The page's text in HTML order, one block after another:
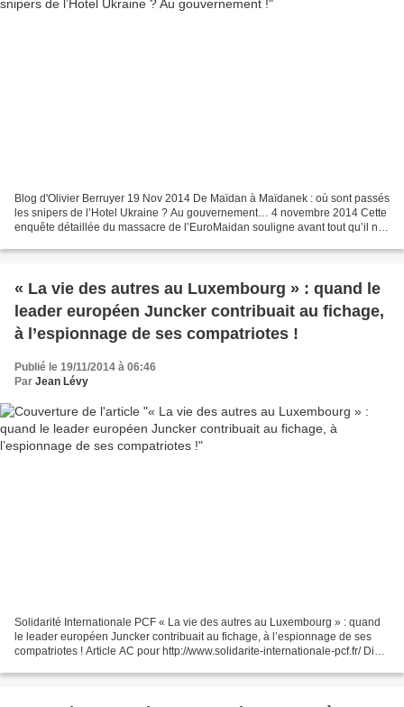
Blog d'Olivier Berruyer 19 Nov 2014 De Maïdan à Maïdanek : où sont passés
les snipers de l’Hotel Ukraine ? Au gouvernement… 4 novembre 2014 Cette
enquête détaillée du massacre de l’EuroMaidan souligne avant tout qu’il n’y
« La vie des autres au Luxembourg » : quand le
leader européen Juncker contribuait au fichage,
à l’espionnage de ses compatriotes !
Publié le 19/11/2014 à 06:46
Par Jean Lévy
Solidarité Internationale PCF « La vie des autres au Luxembourg » : quand
le leader européen Juncker contribuait au fichage, à l’espionnage de ses
compatriotes ! Article AC pour http://www.solidarite-internationale-pcf.fr/ Dis-